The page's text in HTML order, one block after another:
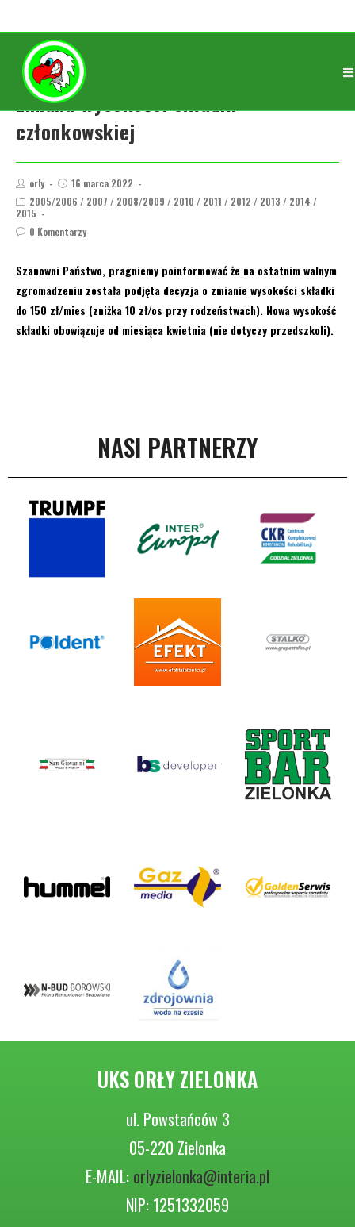
Zmiana wysokości składki
członkowskiej
orly
16 marca 2022
2005/2006 / 2007 / 2008/2009 / 2010 / 2011 / 2012 / 2013 / 2014 /
2015
0 Komentarzy
Szanowni Państwo, pragniemy poinformować że na ostatnim walnym
zgromadzeniu została podjęta decyzja o zmianie wysokości składki
do 150 zł/mies (zniżka 10 zł/os przy rodzeństwach). Nowa wysokość
składki obowiązuje od miesiąca kwietnia (nie dotyczy przedszkoli).
NASI PARTNERZY
UKS ORŁY ZIELONKA
ul. Powstańców 3
05-220 Zielonka
E-MAIL: orlyzielonka@interia.pl
NIP: 1251332059